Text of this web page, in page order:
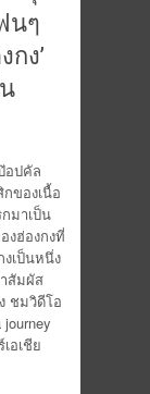
นๆ
ง’
อปคัล
ของเนื้อ
มาเป็น
งฮ่องกงที่
เป็นหนึ่ง
สัมผัส
ชมวิดีโอ
journey
อเชีย